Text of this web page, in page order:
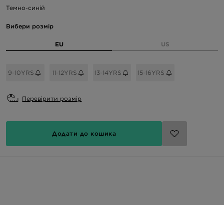
Темно-синій
Вибери розмір
EU US
9-10YRS 11-12YRS 13-14YRS 15-16YRS
Перевірити розмір
Додати до кошика